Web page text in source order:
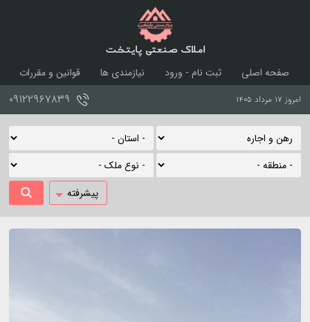
املاک صنعتی پایتخت
صفحه اصلی ثبت نام - ورود نیازمندی ها
قوانین و مقررات
امروز ۱۷ مرداد ۱۴۰۵ ۰۹۱۲۲۹۶۷۸۳۹
پیشرفته